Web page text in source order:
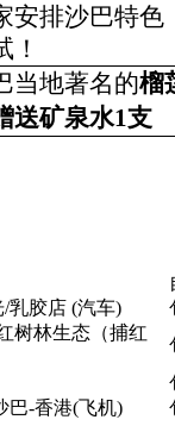
安排沙巴特色
！
当地著名的榴
送矿泉水1支
乳胶店 (汽车)
树林生态（捕红
巴-香港(飞机)